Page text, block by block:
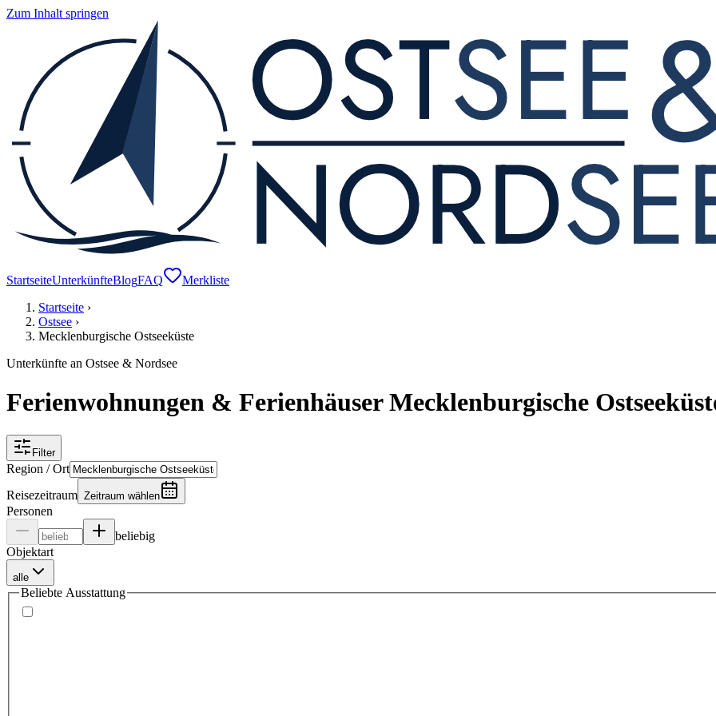
Zum Inhalt springen
StartseiteUnterkünfteBlogFAQ
Merkliste
Startseite ›
Ostsee ›
Mecklenburgische Ostseeküste
Unterkünfte an Ostsee & Nordsee
Ferienwohnungen & Ferienhäuser Mecklenburgische
Filter
Region / Ort
Reisezeitraum Zeitraum wählen
Personen
beliebig
Objektart
alle
Beliebte Ausstattung